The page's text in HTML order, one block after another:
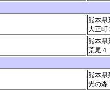
熊本県
大正町
熊本県
荒尾４
熊本県
光の森